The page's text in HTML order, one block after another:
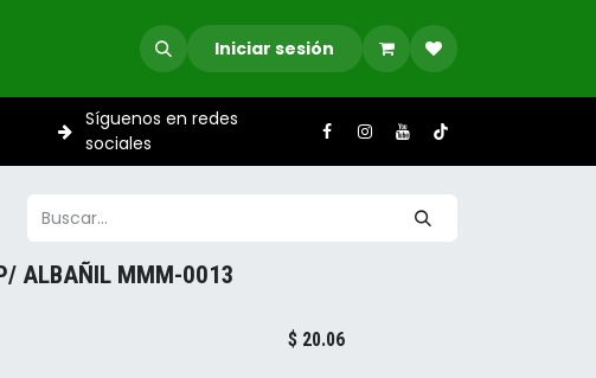
Iniciar sesión
Síguenos en redes
sociales
ALBAÑIL MMM-0013
$ 20.06